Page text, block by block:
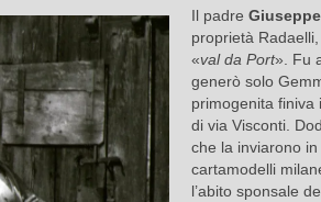
Il padre
proprietà
«val da Port». Fu
generò solo
primogenita finiva
di via Visconti.
che la inviarono
cartamodelli
l’abito sponsale